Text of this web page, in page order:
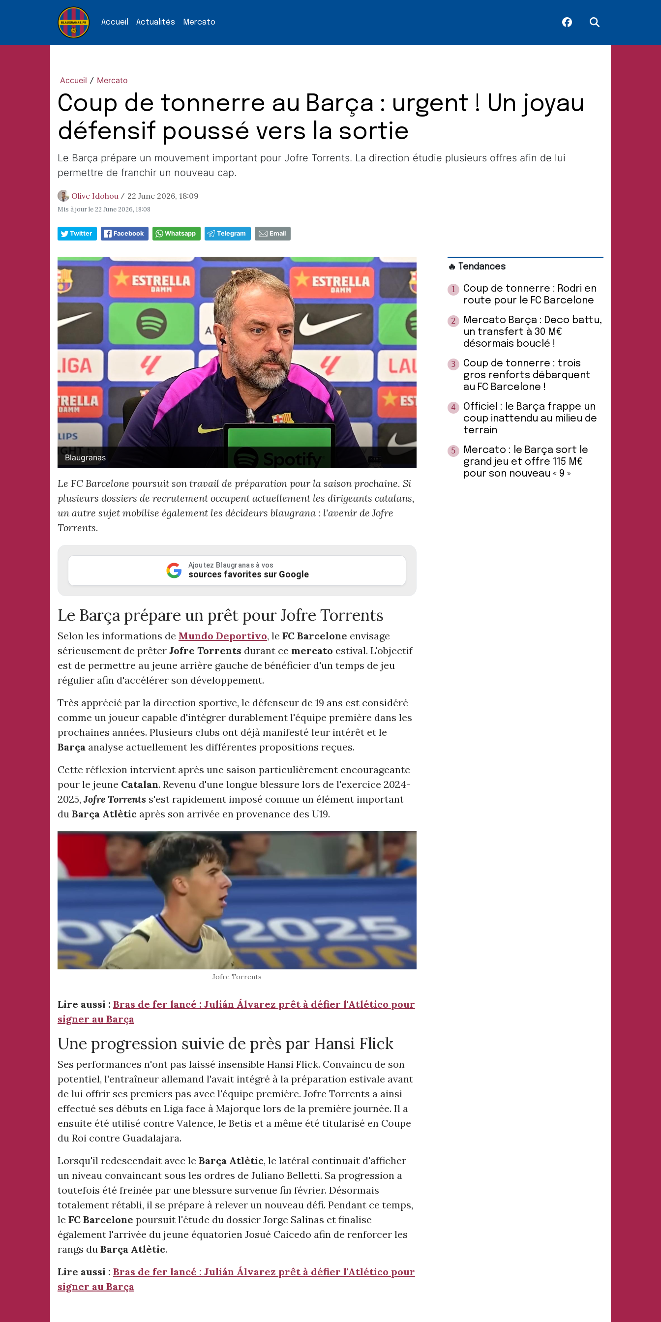
Accueil Actualités Mercato
Accueil / Mercato
Coup de tonnerre au Barça : urgent ! Un joyau
défensif poussé vers la sortie
Le Barça prépare un mouvement important pour Jofre Torrents. La direction étudie plusieurs offres afin de lui
permettre de franchir un nouveau cap.
Olive Idohou / 22 June 2026, 18:09
Mis à jour le22 June 2026, 18:08
Twitter Facebook Whatsapp Telegram Email
Blaugranas
Le FC Barcelone poursuit son travail de préparation pour la saison prochaine. Si
plusieurs dossiers de recrutement occupent actuellement les dirigeants catalans,
un autre sujet mobilise également les décideurs blaugrana : l'avenir de Jofre
Torrents.
Ajoutez Blaugranas à vos
sources favorites sur Google
Le Barça prépare un prêt pour Jofre Torrents
Selon les informations de Mundo Deportivo, le FC Barcelone envisage
sérieusement de prêter Jofre Torrents durant ce mercato estival. L'objectif
est de permettre au jeune arrière gauche de bénéficier d'un temps de jeu
régulier afin d'accélérer son développement.
Très apprécié par la direction sportive, le défenseur de 19 ans est considéré
comme un joueur capable d'intégrer durablement l'équipe première dans les
prochaines années. Plusieurs clubs ont déjà manifesté leur intérêt et le
Barça analyse actuellement les différentes propositions reçues.
Cette réflexion intervient après une saison particulièrement encourageante
pour le jeune Catalan. Revenu d'une longue blessure lors de l'exercice 2024-
2025,Jofre Torrents s'est rapidement imposé comme un élément important
du Barça Atlètic après son arrivée en provenance des U19.
Jofre Torrents
Lire aussi : Bras de fer lancé : Julián Álvarez prêt à défier l'Atlético pour
signer au Barça
Une progression suivie de près par Hansi Flick
Ses performances n'ont pas laissé insensible Hansi Flick. Convaincu de son
potentiel, l'entraîneur allemand l'avait intégré à la préparation estivale avant
de lui offrir ses premiers pas avec l'équipe première. Jofre Torrents a ainsi
effectué ses débuts en Liga face à Majorque lors de la première journée. Il a
ensuite été utilisé contre Valence, le Betis et a même été titularisé en Coupe
du Roi contre Guadalajara.
Lorsqu'il redescendait avec le Barça Atlètic, le latéral continuait d'afficher
un niveau convaincant sous les ordres de Juliano Belletti. Sa progression a
toutefois été freinée par une blessure survenue fin février. Désormais
totalement rétabli, il se prépare à relever un nouveau défi. Pendant ce temps,
le FC Barcelone poursuit l'étude du dossier Jorge Salinas et finalise
également l'arrivée du jeune équatorien Josué Caicedo afin de renforcer les
rangs du Barça Atlètic.
Lire aussi : Bras de fer lancé : Julián Álvarez prêt à défier l'Atlético pour
signer au Barça
🔥 Tendances
1
Coup de tonnerre : Rodri en
route pour le FC Barcelone
2
Mercato Barça : Deco battu,
un transfert à 30 M€
désormais bouclé !
3
Coup de tonnerre : trois
gros renforts débarquent
au FC Barcelone !
4
Officiel : le Barça frappe un
coup inattendu au milieu de
terrain
5
Mercato : le Barça sort le
grand jeu et offre 115 M€
pour son nouveau « 9 »